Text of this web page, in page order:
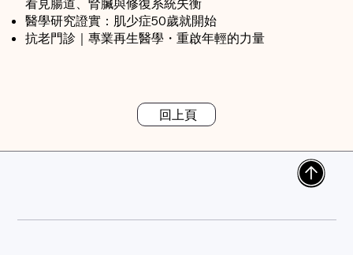
抗老門診｜專業再生醫學・重啟年輕的力量
醫學研究證實：肌少症50歲就開始
回上頁